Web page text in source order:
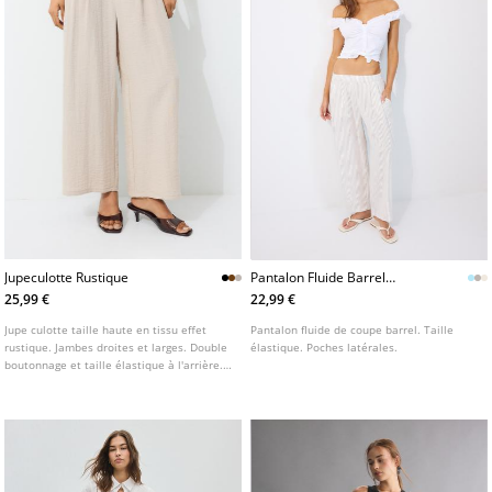
Jupeculotte Rustique
25,99 €
Jupe culotte taille haute en tissu effet
rustique. Jambes droites et larges. Double
boutonnage et taille élastique à l'arrière.
Pantalon Fluide Barrel
L01209641
22,99 €
Pantalon fluide de coupe barrel. Taille
élastique. Poches latérales.